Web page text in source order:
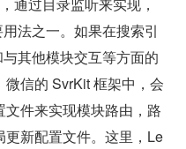
通过目录监听来实现，
法之一。如果在搜索引
其他模块交互等方面的
信的 SvrKit 框架中，会
件来实现模块路由，路
新配置文件。这里，Le